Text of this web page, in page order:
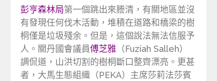
彭亨森林局第一個跳出來謄清，有關地區並沒
有發現任何伐木活動，堆積在道路和橋梁的樹
桐僅是垃圾殘余。但是，這個說法無法信服予
人。關丹國會議員傅芝雅 （Fuziah Salleh）
調侃道，山洪切割的樹桐斷口整齊漂亮。更甚
者，大馬生態組織（PEKA）主席莎莉法莎賓